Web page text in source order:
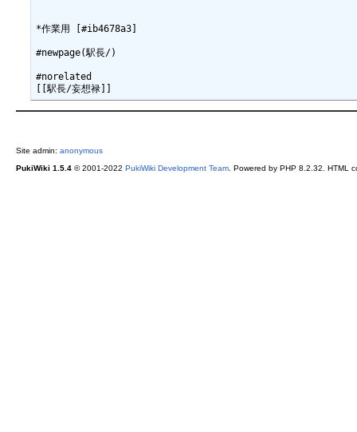
*作業用 [#ib4678a3]
#newpage(駅長/)
#norelated
Site admin: anonymous
PukiWiki 1.5.4© 2001-2022 PukiWiki Development Team. Powered by PHP 8.2.32. HTML